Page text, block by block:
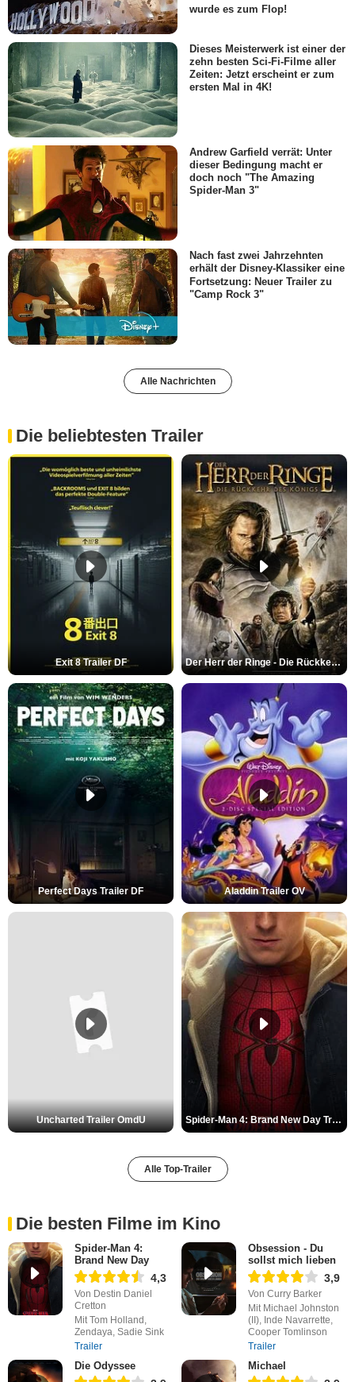
wurde es zum Flop!
Dieses Meisterwerk ist einer der
zehn besten Sci-Fi-Filme aller
Zeiten: Jetzt erscheint er zum
ersten Mal in 4K!
Andrew Garfield verrät: Unter
dieser Bedingung macht er
doch noch "The Amazing
Spider-Man 3"
Nach fast zwei Jahrzehnten
erhält der Disney-Klassiker eine
Fortsetzung: Neuer Trailer zu
"Camp Rock 3"
Alle Nachrichten
Die beliebtesten Trailer
Exit 8 Trailer DF Der Herr der Ringe - Die Rückkehr des Königs Trailer OV
Perfect Days Trailer DF Aladdin Trailer OV
Uncharted Trailer OmdU Spider-Man 4: Brand New Day Trailer (3) DF
Alle Top-Trailer
Die besten Filme im Kino
Spider-Man 4:
Brand New Day
4,3
Von Destin Daniel
Cretton
Mit Tom Holland,
Zendaya, Sadie Sink
Trailer
Obsession - Du
sollst mich lieben
3,9
Von Curry Barker
Mit Michael Johnston
(II), Inde Navarrette,
Cooper Tomlinson
Trailer
Die Odyssee Michael